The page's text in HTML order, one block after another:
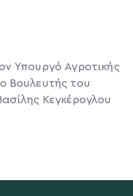
Υπουργό Αγροτικής
Βουλευτής του
Κεγκέρογλου